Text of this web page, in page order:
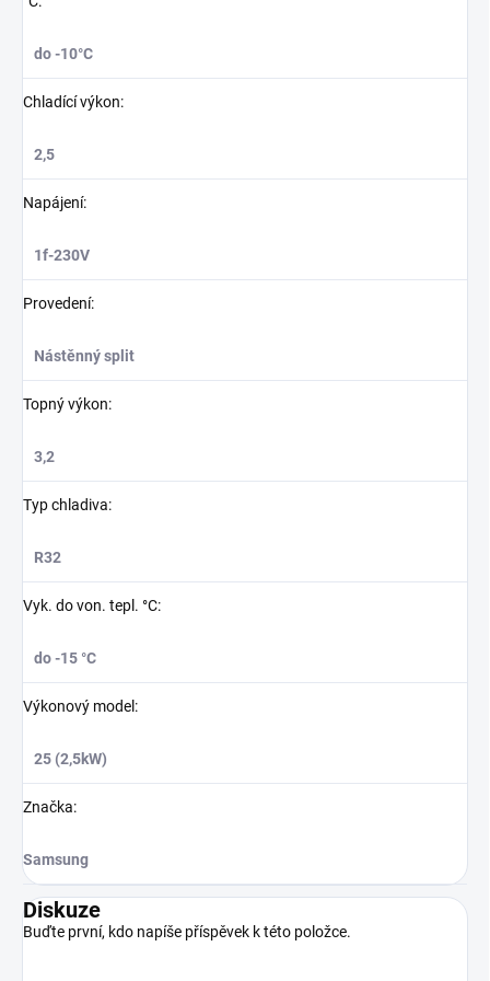
do -10°C
Chladící výkon:
2,5
Napájení:
1f-230V
Provedení:
Nástěnný split
Topný výkon:
3,2
Typ chladiva:
R32
Vyk. do von. tepl. °C:
do -15 °C
Výkonový model :
25 (2,5kW)
Značka:
Samsung
Diskuze
Buďte první, kdo napíše příspěvek k této položce.